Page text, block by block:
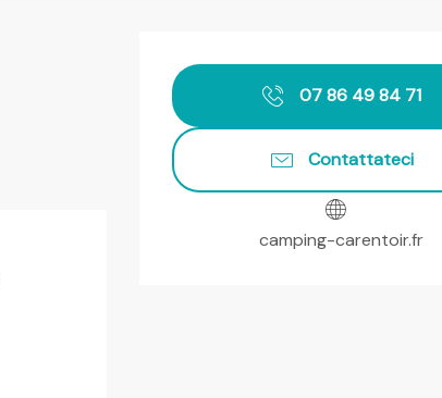
Orari e contatti
07 86 49 84 71
Contattateci
camping-carentoir.fr